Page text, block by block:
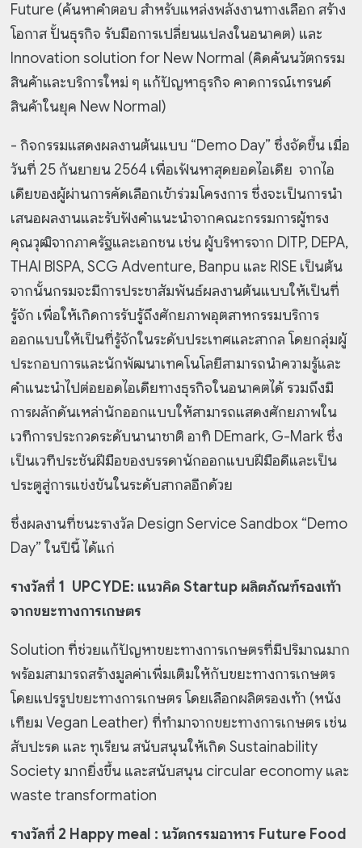
Future (ค้นหาคำตอบ สำหรับแหล่งพลังงานทางเลือก สร้าง
โอกาส ปั้นธุรกิจ รับมือการเปลี่ยนแปลงในอนาคต) และ
Innovation solution for New Normal (คิดค้นนวัตกรรม
สินค้าและบริการใหม่ ๆ แก้ปัญหาธุรกิจ คาดการณ์เทรนด์
สินค้าในยุค New Normal)
- กิจกรรมแสดงผลงานต้นแบบ “Demo Day” ซึ่งจัดขึ้น เมื่อ
วันที่ 25 กันยายน 2564 เพื่อเฟ้นหาสุดยอดไอเดีย จากไอ
เดียของผู้ผ่านการคัดเลือกเข้าร่วมโครงการ ซึ่งจะเป็นการนำ
เสนอผลงานและรับฟังคำแนะนำจากคณะกรรมการผู้ทรง
คุณวุฒิจากภาครัฐและเอกชน เช่น ผู้บริหารจาก DITP, DEPA,
THAI BISPA, SCG Adventure, Banpu และ RISE เป็นต้น
จากนั้นกรมจะมีการประชาสัมพันธ์ผลงานต้นแบบให้เป็นที่
รู้จัก เพื่อให้เกิดการรับรู้ถึงศักยภาพอุตสาหกรรมบริการ
ออกแบบให้เป็นที่รู้จักในระดับประเทศและสากล โดยกลุ่มผู้
ประกอบการและนักพัฒนาเทคโนโลยีสามารถนำความรู้และ
คำแนะนำไปต่อยอดไอเดียทางธุรกิจในอนาคตได้ รวมถึงมี
การผลักดันเหล่านักออกแบบให้สามารถแสดงศักยภาพใน
เวทีการประกวดระดับนานาชาติ อาทิ DEmark, G-Mark ซึ่ง
เป็นเวทีประชันฝีมือของบรรดานักออกแบบฝีมือดีและเป็น
ประตูสู่การแข่งขันในระดับสากลอีกด้วย
ซึ่งผลงานที่ชนะรางวัล Design Service Sandbox “Demo
Day” ในปีนี้ ได้แก่
รางวัลที่ 1 UPCYDE: แนวคิด Startup ผลิตภัณฑ์รองเท้า
จากขยะทางการเกษตร
Solution ที่ช่วยแก้ปัญหาขยะทางการเกษตรที่มีปริมาณมาก
พร้อมสามารถสร้างมูลค่าเพื่มเติมให้กับขยะทางการเกษตร
โดยแปรรูปขยะทางการเกษตร โดยเลือกผลิตรองเท้า (หนัง
เทียม Vegan Leather) ที่ทำมาจากขยะทางการเกษตร เช่น
สับปะรด และ ทุเรียน สนับสนุนให้เกิด Sustainability
Society มากยิ่งขึ้น และสนับสนุน circular economy และ
waste transformation
รางวัลที่ 2 Happy meal : นวัตกรรมอาหาร Future Food